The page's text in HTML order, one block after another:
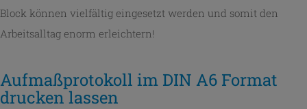
Block können vielfältig eingesetzt werden und somit den
Arbeitsalltag enorm erleichtern!
Aufmaßprotokoll im DIN A6 Format
drucken lassen